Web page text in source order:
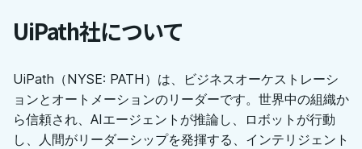
UiPath社について
UiPath（NYSE: PATH）は、ビジネスオーケストレーシ
ョンとオートメーションのリーダーです。世界中の組織か
ら信頼され、AIエージェントが推論し、ロボットが行動
し、人間がリーダーシップを発揮する、インテリジェント